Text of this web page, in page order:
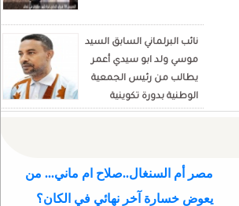
نائب البرلماني السابق السيد
موسي ولد ابو سيدي أعمر
يطالب من رئيس الجمعية
الوطنية بدورة تكوينية
للنواب الجديد
مصر أم السنغال..صلاح ام ماني... من
يعوض خسارة آخر نهائي في الكان؟